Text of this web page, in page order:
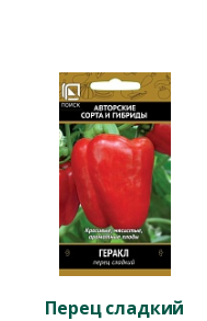
Перец сладкий